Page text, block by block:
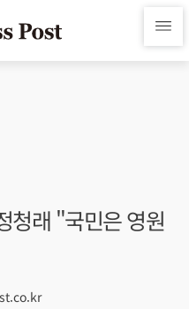
청래 "국민은 영원